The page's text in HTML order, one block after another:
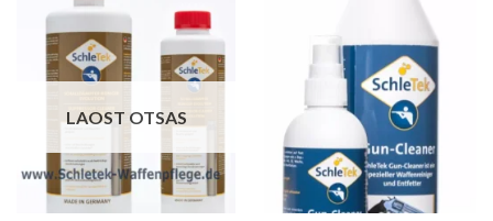
LAOST OTSAS